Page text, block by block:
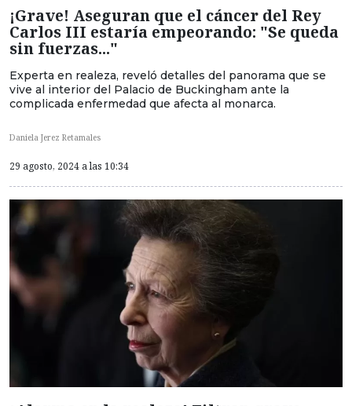
¡Grave! Aseguran que el cáncer del Rey
Carlos III estaría empeorando: "Se queda
sin fuerzas..."
Experta en realeza, reveló detalles del panorama que se
vive al interior del Palacio de Buckingham ante la
complicada enfermedad que afecta al monarca.
Daniela Jerez Retamales
29 agosto, 2024 a las 10:34